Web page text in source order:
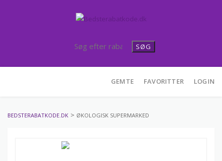
SØG
GEMTE FAVORITTER LOGIN
BEDSTERABATKODE.DK > ØKOLOGISK SUPERMARKED